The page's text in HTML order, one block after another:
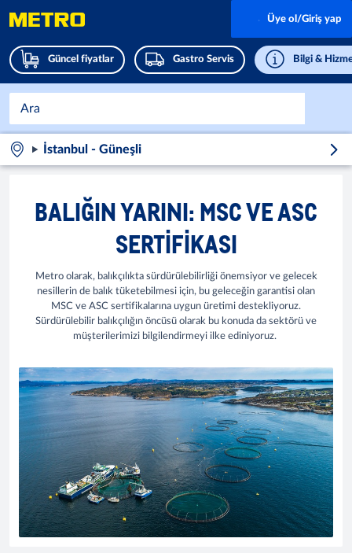
Güncel fiyatlar Gastro Servis Bilgi &
Üye ol/Giriş yap
İstanbul - Güneşli
BALIĞIN YARINI: MSC VE ASC
SERTIFIKASI
Metro olarak, balıkçılıkta sürdürülebilirliği önemsiyor ve gelecek
nesillerin de balık tüketebilmesi için, bu geleceğin garantisi olan
MSC ve ASC sertifikalarına uygun üretimi destekliyoruz.
Sürdürülebilir balıkçılığın öncüsü olarak bu konuda da sektörü ve
müşterilerimizi bilgilendirmeyi ilke ediniyoruz.